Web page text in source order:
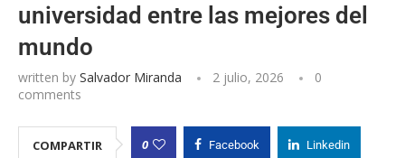
universidad entre las mejores del
mundo
written by Salvador Miranda 2 julio, 2026
0
comments
COMPARTIR 0 Facebook Linkedin